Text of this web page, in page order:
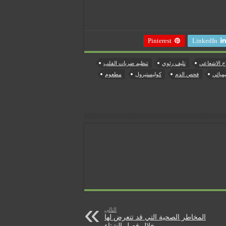
LinkedIn
Pinterest
الاشعاعي تليف رئوي
تنظيم ضربات القلب
فحص الدم كوليستيرول
مطعوم
التالي
المخاطر الصحية التي قد تتعرض لها